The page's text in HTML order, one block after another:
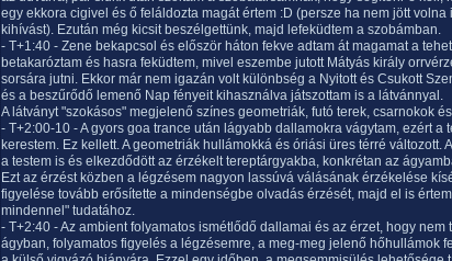
egy ekkora cigivel és ő feláldozta magát értem :D (persze ha nem jött volna
kihívást). Ezután még kicsit beszélgettünk, majd lefeküdtem a szobámban.
- T+1:40 - Zene bekapcsol és először háton fekve adtam át magamat a
betakaróztam és hasra feküdtem, mivel eszembe jutott Mátyás király
sorsára jutni. Ekkor már nem igazán volt különbség a Nyitott és Csukott
és a beszűrődő lemenő Nap fényeit kihasználva játszottam is a látvánnyal.
A látványt "szokásos" megjelenő színes geometriák, futó terek, csarnokok
- T+2:00-10 - A gyors goa trance után lágyabb dallamokra vágytam, ezért a
kerestem. Ez kellett. A geometriák hullámokká és óriási üres térré változott.
a testem is és elkezdődött az érzékelt tereptárgyakba, konkrétan az
Ezt az érzést közben a légzésem nagyon lassúvá válásának érzékelése
figyelése tovább erősítette a mindenségbe olvadás érzését, majd el is
mindennel" tudatához.
- T+2:40 - Az ambient folyamatos ismétlődő dallamai és az érzet, hogy nem
ágyban, folyamatos figyelés a légzésemre, a meg-meg jelenő hőhullámok